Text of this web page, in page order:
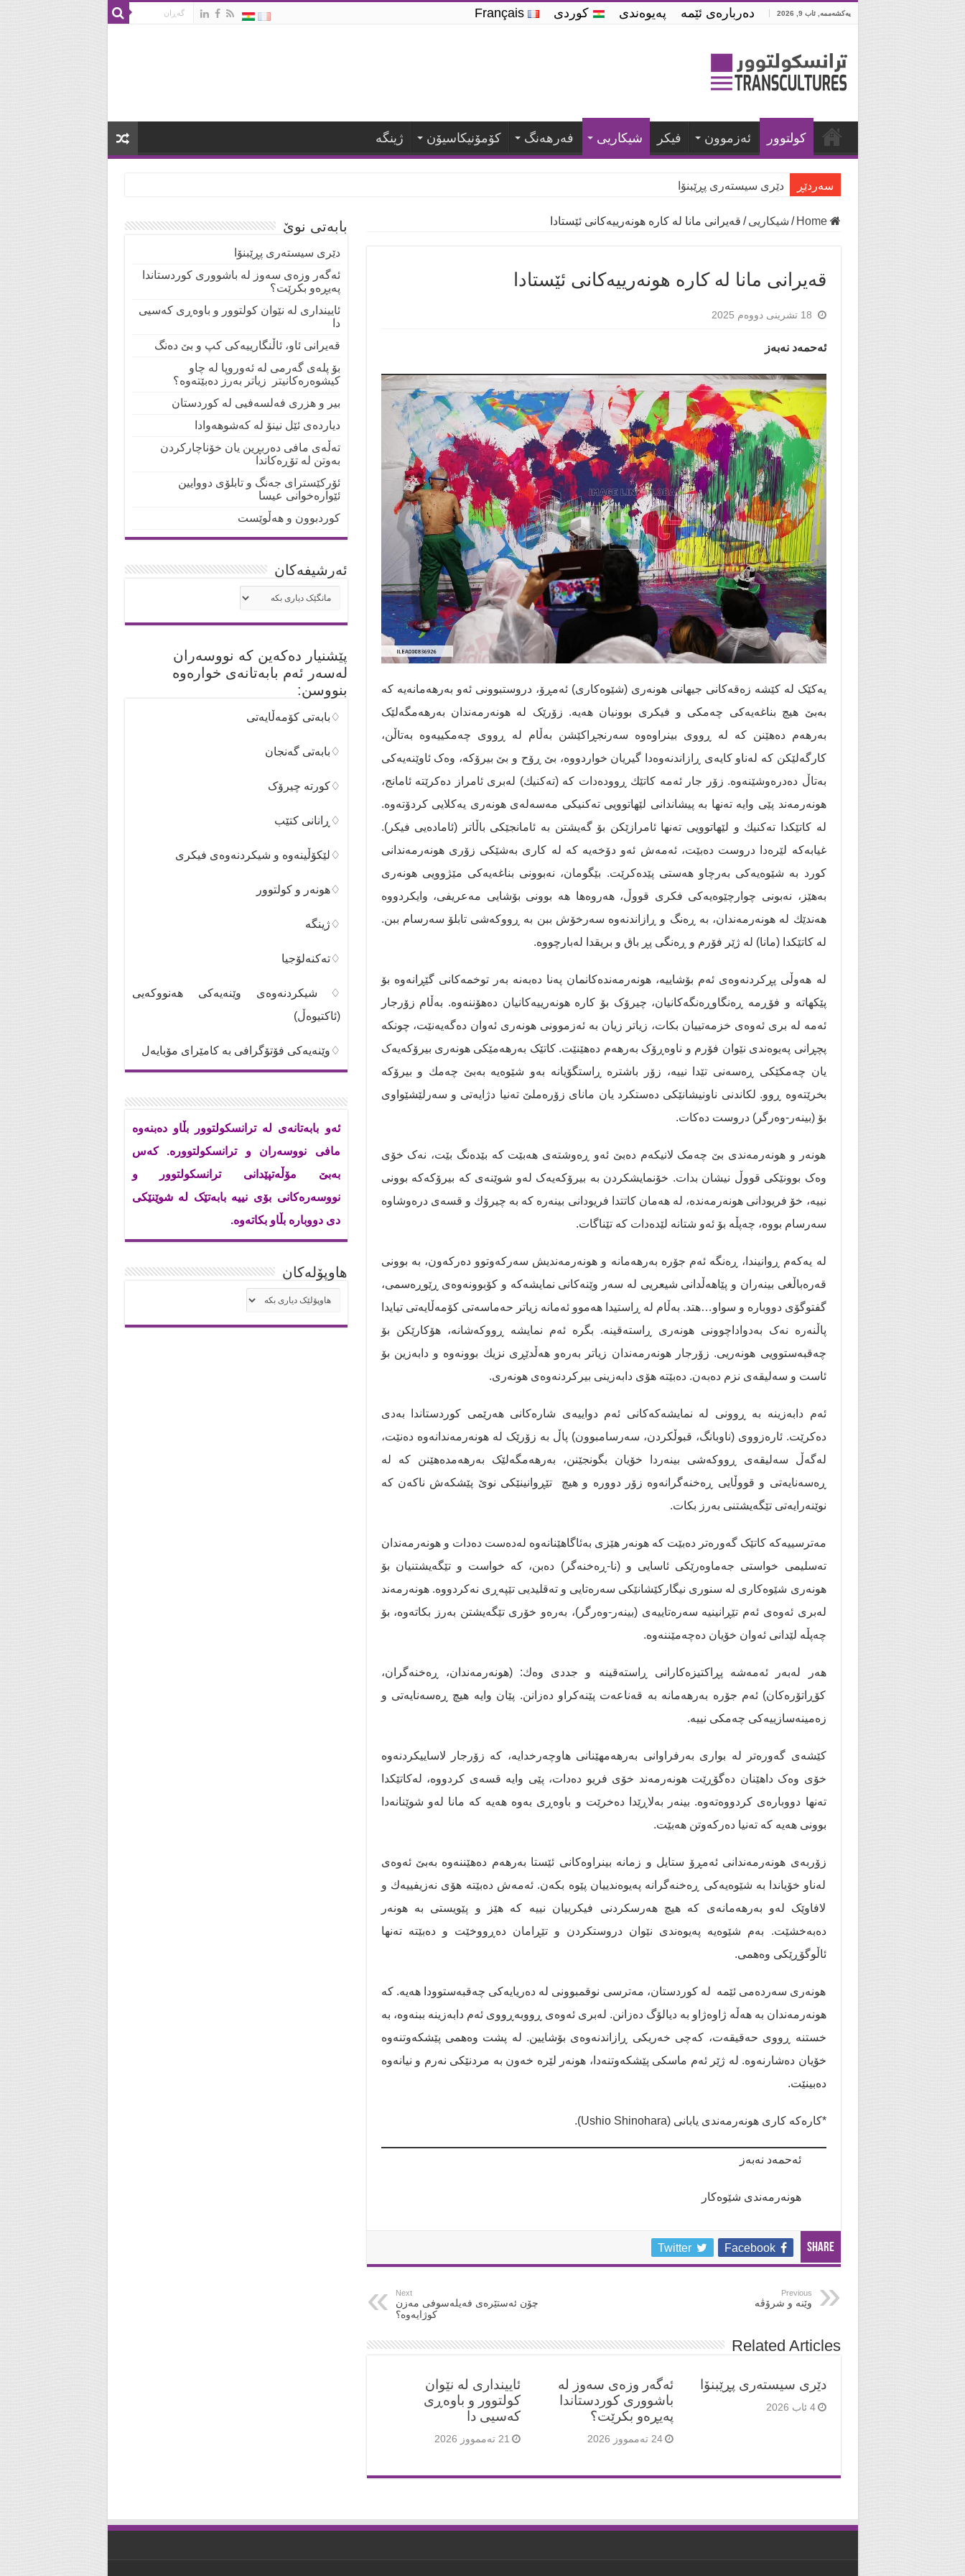
یەکشەممە, ئاب 9, 2026 ده‌رباره‌ی ئێمه‌ په‌یوه‌ندی کوردی Français
كولتوور ئه‌زموون فیكر شیكاریی فه‌رهه‌نگ كۆمۆنیكاسیۆن ژینگە
سه‌ردێڕ دێری سیستەری پڕێبنۆا
Home
/ شیكاریی / قەیرانی مانا لە كارە هونەرییەكانی ئێستادا
قەیرانی مانا لە كارە هونەرییەكانی ئێستادا
18 تشرینی دووەم 2025
ئەحمەد نەبەز
یەکێک لە کێشە زەقەکانی جیهانی هونەری (شێوەكاری) ئەمڕۆ، دروستبوونی ئەو بەرهەمانەیە کە
بەبێ هیچ بناغەیەکی چەمکی و فیکری بوونیان هەیە. زۆرێک لە هونەرمەندان بەرهەمگەلێک
بەرهەم دەهێنن کە لە ڕووی بینراوەوە سەرنجڕاکێشن بەڵام لە ڕووی چەمکییەوە بەتاڵن،
کارگەلێکن کە لەناو کایەی ڕازاندنەوەدا گیریان خواردووە، بێ ڕۆح و بێ بیرۆکە، وەک ئاوێنەیەکی
بەتاڵ دەدرەوشێنەوە. زۆر جار ئەمە كاتێك ڕوودەدات كە (تەكنیك) لەبری ئامراز دەكرێتە ئامانج،
هونەرمەند پێی وایە تەنها بە پیشاندانی لێهاتوویی تەكنیكی مەسەلەی هونەری یەكلایی كردۆتەوە.
لە كاتێكدا تەكنیك و لێهاتوویی تەنها ئامرازێكن بۆ گەیشتن بە ئامانجێكی باڵاتر (ئامادەیی فیكر).
غیابەكە لێرەدا دروست دەبێت، ئەمەش ئەو دۆخەیە كە لە كاری بەشێكی زۆری هونەرمەندانی
کورد بە شێوەیەكی بەرچاو هەستی پێدەكرێت. بێگومان، نەبوونی بناغەیەكی مێژوویی هونەری
بەهێز، نەبونی چوارچێوەیەکی فکری قووڵ، هەروەها هە بوونی بۆشایی مەعریفی، وایكردووە
هەندێك لە هونەرمەندان، بە ڕەنگ و ڕازاندنەوە سەرخۆش ببن بە ڕووکەشی تابلۆ سەرسام ببن.
لە كاتێكدا (مانا) لە ژێر فۆرم و ڕەنگی پڕ باق و بریقدا لەبارچووە.
لە هەوڵی پڕکردنەوەی ئەم بۆشاییە، هونەرمەندەكانمان پەنا دەبەنە بەر توخمەكانی گێڕانەوە بۆ
پێکهاتە و فۆڕمە ڕەنگاوڕەنگەکانیان، چیرۆک بۆ كارە هونەرییەكانیان دەهۆننەوە. بەڵام زۆرجار
ئەمە لە بری ئەوەی خزمەتییان بكات، زیاتر زیان بە ئەزموونی هونەری ئەوان دەگەیەنێت، چونکە
پچڕانی پەیوەندی نێوان فۆرم و ناوەڕۆک بەرهەم دەهێنێت. کاتێک بەرهەمێکی هونەری بیرۆکەیەک
یان چەمکێکی ڕەسەنی تێدا نییە، زۆر باشترە ڕاستگۆیانە بەو شێوەیە بەبێ چەمك و بیرۆكە
بخرێتەوە ڕوو. لکاندنی ناونیشانێکی دەستکرد یان مانای زۆرەملێ تەنیا دژایەتی و سەرلێشێواوی
بۆ (بینەر-وەرگر) دروست دەکات.
هونەر و هونەرمەندی بێ چەمک لانیکەم دەبێ ئەو ڕەوشتەی هەبێت کە بێدەنگ بێت، نەک خۆی
وەک بوونێكی قووڵ نیشان بدات. خۆنمایشکردن بە بیرۆکەیەک لەو شوێنەی کە بیرۆكەكە بوونی
نییە، خۆ فریودانی هونەرمەندە، لە هەمان كاتتدا فریودانی بینەرە کە بە چیرۆك و قسەی درەوشاوە
سەرسام بووە، چەپڵە بۆ ئەو شتانە لێدەدات کە تێناگات.
لە یەکەم ڕوانیندا، ڕەنگە ئەم جۆرە بەرهەمانە و هونەرمەندیش سەرکەوتوو دەرکەون، بە بوونی
قەرەباڵغی بینەران و پێاهەڵدانی شیعریی لە سەر وێنەكانی نمایشەكە و کۆبوونەوەی ڕێوڕەسمی،
گفتوگۆی دووبارە و سواو…هتد. بەڵام لە ڕاستیدا هەموو ئەمانە زیاتر حەماسەتی کۆمەڵایەتی تیایدا
پاڵنەرە نەک بەدواداچوونی هونەری ڕاستەقینە. بگرە ئەم نمایشە ڕووکەشانە، هۆكارێكن بۆ
چەقبەستوویی هونەریی. زۆرجار هونەرمەندان زیاتر بەرەو هەڵدێڕی نزیك بوونەوە و دابەزین بۆ
ئاست و سەلیقەی نزم دەبەن. دەبێتە هۆی دابەزینی بیرکردنەوەی هونەری.
ئەم دابەزینە بە ڕوونی لە نمایشەكەكانی ئەم دواییەی شارەکانی هەرێمی کوردستاندا بەدی
دەکرێت. ئارەزووی (ناوبانگ، قبوڵکردن، سەرسامبوون) پاڵ بە زۆرێک لە هونەرمەندانەوە دەنێت،
لەگەڵ سەلیقەی ڕووکەشی بینەردا خۆیان بگونجێنن، بەرهەمگەلێک بەرهەمدەهێنن کە لە
ڕەسەنایەتی و قووڵایی ڕەخنەگرانەوە زۆر دوورە و هیچ تێڕوانینێکی نوێ پێشکەش ناكەن كە
نوێنەرایەتی تێگەیشتنی بەرز بكات.
مەترسییەکە کاتێک گەورەتر دەبێت کە هونەر هێزی بەئاگاهێنانەوە لەدەست دەدات و هونەرمەندان
تەسلیمی خواستی جەماوەرێکی ئاسایی و (نا-ڕەخنەگر) دەبن، کە خواست و تێگەیشتنیان بۆ
هونەری شێوەكاری لە سنوری نیگارکێشانێكی سەرەتایی و تەقلیدیی تێپەڕی نەكردووە. هونەرمەند
لەبری ئەوەی ئەم تێڕانینیە سەرەتاییەی (بینەر-وەرگر)، بەرەو خۆری تێگەیشتن بەرز بکاتەوە، بۆ
چەپڵە لێدانی ئەوان خۆیان دەچەمێننەوە.
هەر لەبەر ئەمەشە پڕاكتیزەكارانی ڕاستەقینە و جددی وەك: (هونەرمەندان، ڕەخنەگران،
کۆڕاتۆرەکان) ئەم جۆرە بەرهەمانە بە قەناعەت پێنەکراو دەزانن. پێان وایە هیچ ڕەسەنایەتی و
زەمینەسازییەكی چەمکی نییە.
کێشەی گەورەتر لە بواری بەرفراوانی بەرهەمهێنانی هاوچەرخدایە، کە زۆرجار لاساییکردنەوە
خۆی وەک داهێنان دەگۆڕێت هونەرمەند خۆی فریو دەدات، پێی وایە قسەی کردووە، لەکاتێکدا
تەنها دووبارەی کردووەتەوە. بینەر بەلاڕێدا دەخرێت و باوەڕی بەوە هەیە کە مانا لەو شوێنانەدا
بوونی هەیە کە تەنیا دەرکەوتن هەبێت.
زۆربەی هونەرمەندانی ئەمڕۆ ستایل و زمانە بینراوەکانی ئێستا بەرهەم دەهێننەوە بەبێ ئەوەی
لەناو خۆیاندا بە شێوەیەکی ڕەخنەگرانە پەیوەندییان پێوە بکەن. ئەمەش دەبێتە هۆی نەزیفییەك و
لافاوێک لەو بەرهەمانەی کە هیچ هەرسکردنی فیکرییان نییە کە هێز و پێویستی بە هونەر
دەبەخشێت. بەم شێوەیە پەیوەندی نێوان دروستکردن و تێڕامان دەڕووخێت و دەبێتە تەنها
ئاڵوگۆڕێكی وەهمی.
هونەری سەردەمی ئێمە لە کوردستان، مەترسی نوقمبوونی لە دەریایەکی چەقبەستوودا هەیە. کە
هونەرمەندان بە هەڵە ژاوەژاو بە دیالۆگ دەزانن. لەبری ئەوەی ڕووبەڕووی ئەم دابەزینە ببنەوە، بە
خستنە ڕووی حەقیقەت، كەچی خەریكی ڕازاندنەوەی بۆشایین. لە پشت وەهمی پێشکەوتنەوە
خۆیان دەشارنەوە. لە ژێر ئەم ماسکی پێشکەوتنەدا، هونەر لێرە خەون بە مردنێکی نەرم و نیانەوە
دەبینێت.
*كارەكە كاری هونەرمەندی یابانی (Ushio Shinohara).
ئەحمەد نەبەز
هونەرمەندی شێوەکار
Share
Facebook
Twitter
Previous
وێنە و شرۆڤە
Next
چۆن ئەستێرەی فەیلەسوفی مەزن
کوژایەوە؟
Related Articles
دێری سیستەری پڕێبنۆا
4 ئاب 2026
ئەگەر وزەی سەوز لە
باشووری کوردستاندا
پەیڕەو بکرێت؟
24 تەممووز 2026
ئایینداری لە نێوان
کولتوور و باوەڕی
کەسیی دا
21 تەممووز 2026
بابەتی نوێ
دێری سیستەری پڕێبنۆا
ئەگەر وزەی سەوز لە باشووری کوردستاندا
پەیڕەو بکرێت؟
ئایینداری لە نێوان کولتوور و باوەڕی کەسیی
دا
قەیرانی ئاو، ئاڵنگارییەکی کپ و بێ دەنگ
بۆ پلەی گەرمی لە ئەوروپا لە چاو
کیشوەرەکانیتر زیاتر بەرز دەبێتەوە؟
بیر و هزری فەلسەفیی لە کوردستان
دیاردەی ئێل نینۆ لە کەشوهەوادا
تەڵەی مافی دەربڕین یان خۆناچارکردن
بەوتن لە تۆڕەکاندا
ئۆرکێسترای جەنگ و تابلۆی دووایین
ئێوارەخوانی عیسا
کوردبوون و هەڵوێست
ئه‌رشیفه‌کان
ئه‌رشیفه‌کان
پێشنیار دەکەین کە نووسەران
لەسەر ئەم بابەتانەی خوارەوە
بنووسن:
♢بابەتی کۆمەڵایەتی
♢بابەتی گەنجان
♢کورتە چیرۆک
♢ڕانانی کتێب
♢لێکۆڵینەوە و شیکردنەوەی فیکری
♢هونەر و کولتوور
♢ژینگە
♢تەکنەلۆجیا
♢شیکردنەوەی وێنەیەکی هەنووکەیی
(ئاکتیوەڵ)
♢وێنەیەکی فۆتۆگرافی بە کامێرای مۆبایەل
ئەو بابەتانەی لە ترانسکولتوور بڵاو دەبنەوە
مافی نووسەران و ترانسکولتوورە. کەس
بەبێ مۆڵەتپێدانی ترانسکولتوور و
نووسەرەکانی بۆی نییە بابەتێک لە شوێنێکی
دی دووبارە بڵاو بکاتەوە.
هاوپۆله‌كان
هاوپۆله‌كان